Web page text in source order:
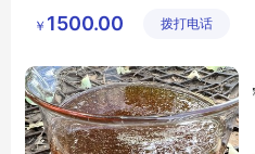
污水处理行情
科技有限
￥ 1500.00 拨打电话